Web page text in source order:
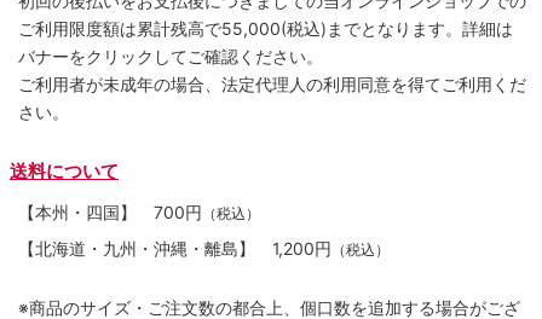
ご利用限度額は累計残高で55,000(税込)までとなります。詳細は
バナーをクリックしてご確認ください。
ご利用者が未成年の場合、法定代理人の利用同意を得てご利用くだ
さい。
送料について
【本州・四国】 700円 （税込）
【北海道・九州・沖縄・離島】 1,200円 （税込）
※商品のサイズ・ご注文数の都合上、個口数を追加する場合がござ